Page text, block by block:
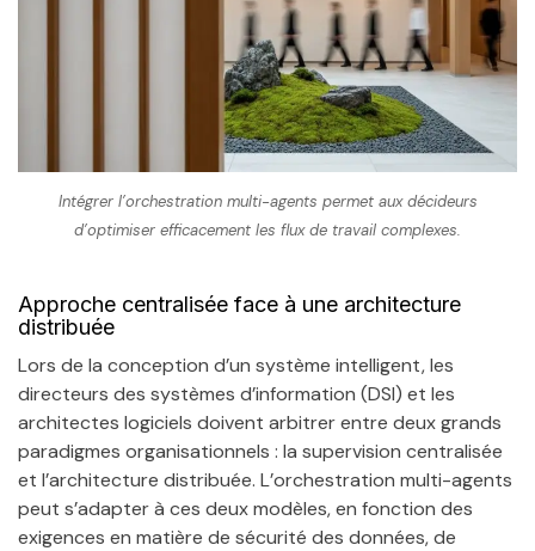
Intégrer l’orchestration multi-agents permet aux décideurs
d’optimiser efficacement les flux de travail complexes.
Approche centralisée face à une architecture
distribuée
Lors de la conception d’un système intelligent, les
directeurs des systèmes d’information (DSI) et les
architectes logiciels doivent arbitrer entre deux grands
paradigmes organisationnels : la supervision centralisée
et l’architecture distribuée. L’orchestration multi-agents
peut s’adapter à ces deux modèles, en fonction des
exigences en matière de sécurité des données, de